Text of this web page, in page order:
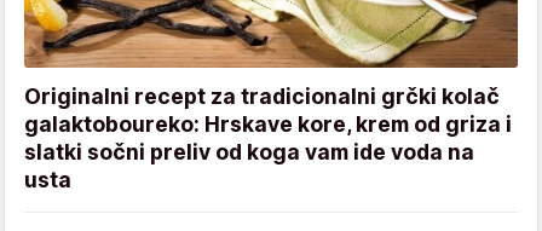
Originalni recept za tradicionalni grčki kolač
galaktoboureko: Hrskave kore, krem od griza i
slatki sočni preliv od koga vam ide voda na
usta